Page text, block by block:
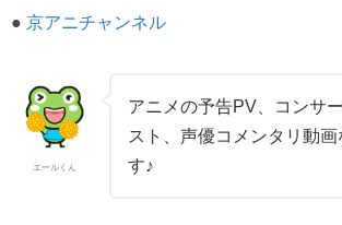
● 京アニチャンネル
エールくん
アニメの予告PV、コンサ
スト、声優コメンタリ動画
す♪